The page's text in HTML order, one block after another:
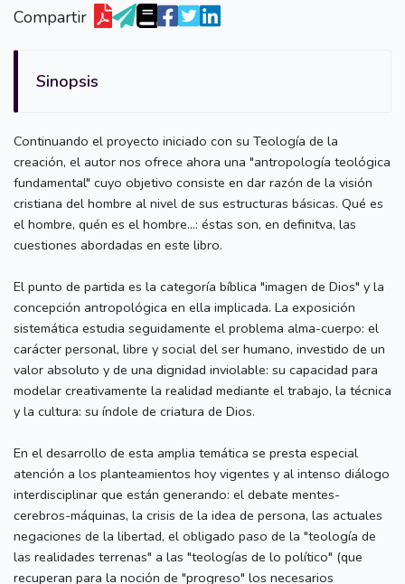
Compartir
Sinopsis
Continuando el proyecto iniciado con su Teología de la
creación, el autor nos ofrece ahora una "antropología teológica
fundamental" cuyo objetivo consiste en dar razón de la visión
cristiana del hombre al nivel de sus estructuras básicas. Qué es
el hombre, quén es el hombre...: éstas son, en definitva, las
cuestiones abordadas en este libro.
El punto de partida es la categoría bíblica "imagen de Dios" y la
concepción antropológica en ella implicada. La exposición
sistemática estudia seguidamente el problema alma-cuerpo: el
carácter personal, libre y social del ser humano, investido de un
valor absoluto y de una dignidad inviolable: su capacidad para
modelar creativamente la realidad mediante el trabajo, la técnica
y la cultura: su índole de criatura de Dios.
En el desarrollo de esta amplia temática se presta especial
atención a los planteamientos hoy vigentes y al intenso diálogo
interdisciplinar que están generando: el debate mentes-
cerebros-máquinas, la crisis de la idea de persona, las actuales
negaciones de la libertad, el obligado paso de la "teología de
las realidades terrenas" a las "teologías de lo político" (que
recuperan para la noción de "progreso" los necesarios